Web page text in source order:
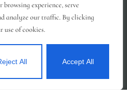
browsing experience, serve
analyze our traffic. By clicking
use of cookies.
All Accept All